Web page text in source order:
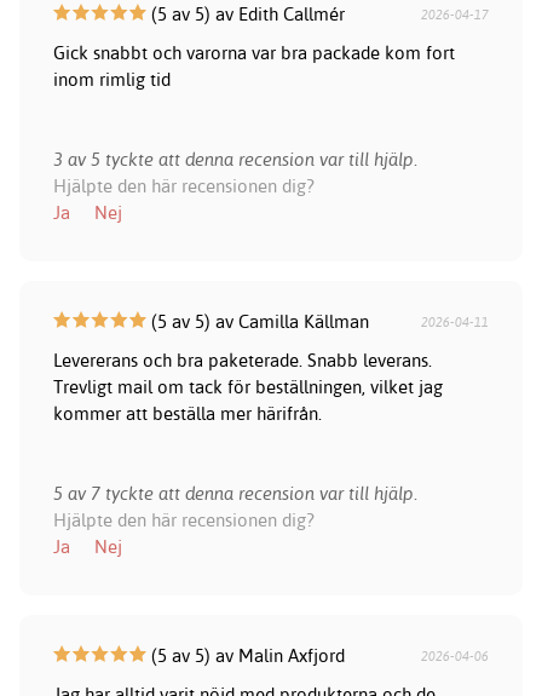
(5 av 5) av Edith Callmér 2026-04-17
Gick snabbt och varorna var bra packade kom fort
inom rimlig tid
3 av 5 tyckte att denna recension var till hjälp.
Hjälpte den här recensionen dig?
Ja
Nej
(5 av 5) av Camilla Källman 2026-04-11
Levererans och bra paketerade. Snabb leverans.
Trevligt mail om tack för beställningen, vilket jag
kommer att beställa mer härifrån.
5 av 7 tyckte att denna recension var till hjälp.
Hjälpte den här recensionen dig?
Ja
Nej
(5 av 5) av Malin Axfjord 2026-04-06